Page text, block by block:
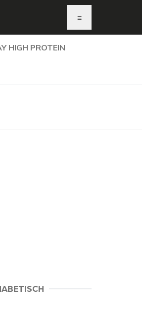
≡
HIGH PROTEIN